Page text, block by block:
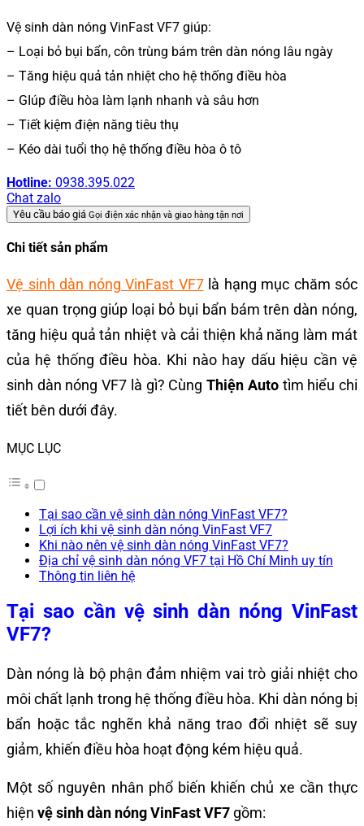
Vệ sinh dàn nóng VinFast VF7 giúp:
– Loại bỏ bụi bẩn, côn trùng bám trên dàn nóng lâu ngày
– Tăng hiệu quả tản nhiệt cho hệ thống điều hòa
– GIúp điều hòa làm lạnh nhanh và sâu hơn
– Tiết kiệm điện năng tiêu thụ
– Kéo dài tuổi thọ hệ thống điều hòa ô tô
Hotline: 0938.395.022
Chat zalo
Yêu cầu báo giá Gọi điện xác nhận và giao hàng tận nơi
Chi tiết sản phẩm
Vệ sinh dàn nóng VinFast VF7là hạng mục chăm sóc
xe quan trọng giúp loại bỏ bụi bẩn bám trên dàn nóng,
tăng hiệu quả tản nhiệt và cải thiện khả năng làm mát
của hệ thống điều hòa. Khi nào hay dấu hiệu cần vệ
sinh dàn nóng VF7 là gì? CùngThiện Autotìm hiểu chi
tiết bên dưới đây.
MỤC LỤC
Tại sao cần vệ sinh dàn nóng VinFast VF7?
Lợi ích khi vệ sinh dàn nóng VinFast VF7
Khi nào nên vệ sinh dàn nóng VinFast VF7?
Địa chỉ vệ sinh dàn nóng VF7 tại Hồ Chí Minh uy tín
Thông tin liên hệ
Tại sao cần vệ sinh dàn nóng VinFast
VF7?
Dàn nóng là bộ phận đảm nhiệm vai trò giải nhiệt cho
môi chất lạnh trong hệ thống điều hòa. Khi dàn nóng bị
bẩn hoặc tắc nghẽn khả năng trao đổi nhiệt sẽ suy
giảm, khiến điều hòa hoạt động kém hiệu quả.
Một số nguyên nhân phổ biến khiến chủ xe cần thực
hiện vệ sinh dàn nóng VinFast VF7 gồm: